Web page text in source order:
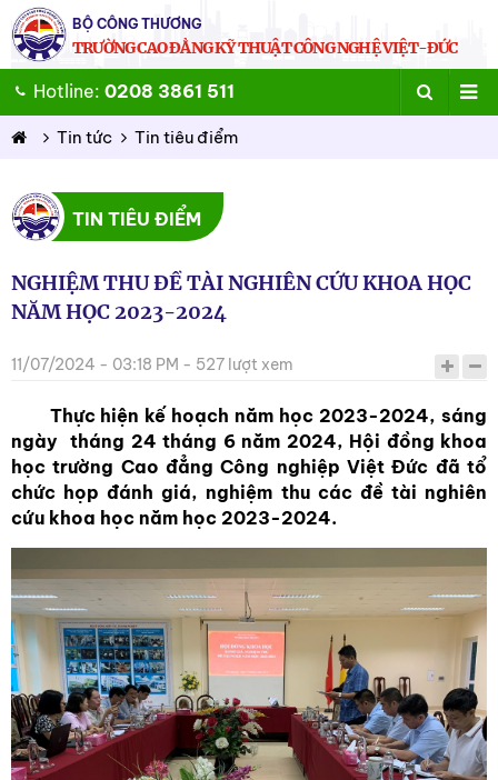
BỘ CÔNG THƯƠNG
TRƯỜNG CAO ĐẲNG KỸ THUẬT CÔNG NGHỆ VIỆT-ĐỨC
Hotline: 0208 3861 511
Tin tức Tin tiêu điểm
TIN TIÊU ĐIỂM
NGHIỆM THU ĐỀ TÀI NGHIÊN CỨU KHOA HỌC
NĂM HỌC 2023-2024
11/07/2024 - 03:18 PM - 527 lượt xem
Thực hiện kế hoạch năm học 2023-2024, sáng
ngày tháng 24 tháng 6 năm 2024, Hội đồng khoa
học trường Cao đẳng Công nghiệp Việt Đức đã tổ
chức họp đánh giá, nghiệm thu các đề tài nghiên
cứu khoa học năm học 2023-2024.